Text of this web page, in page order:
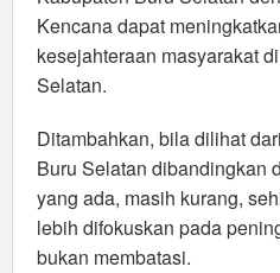
Kencana dapat
kesejahteraan masyarakat
Selatan.
Ditambahkan, bila dilihat
Buru Selatan dibandingkan
yang ada, masih kurang,
lebih difokuskan pada
bukan membatasi.